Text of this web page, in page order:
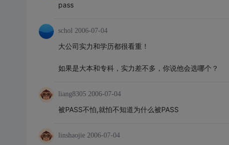
pass
schol 2006-07-04
大公司实力和学历都很看重！
如果是大本和专科，实力差不多，你说他会选哪个？
liang8305 2006-07-04
被PASS不怕,就怕不知道为什么被PASS
linshaojie 2006-07-04